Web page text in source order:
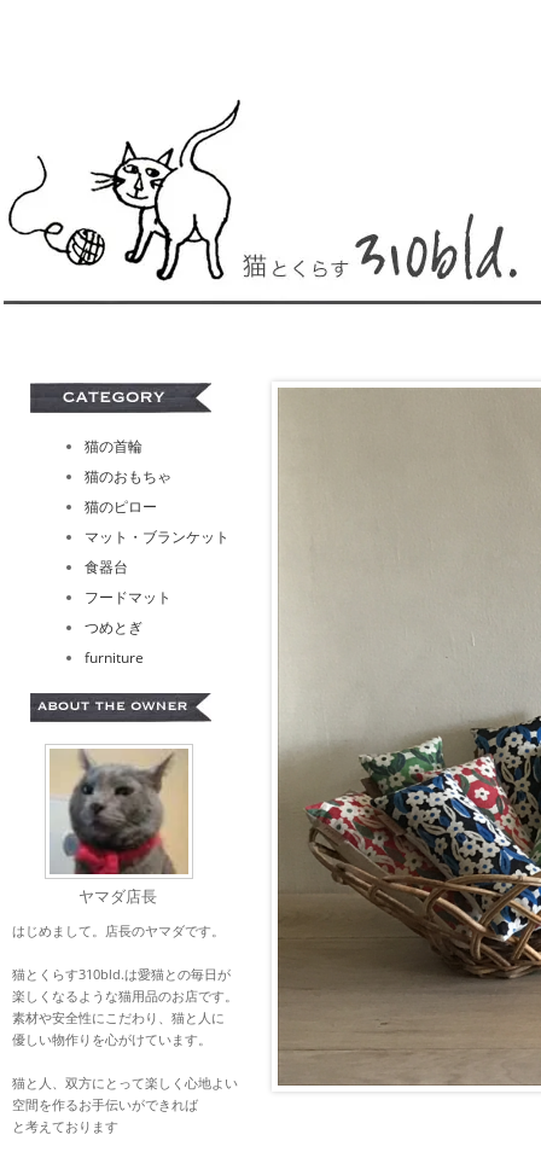
猫の首輪
猫のおもちゃ
猫のピロー
マット・ブランケット
食器台
フードマット
つめとぎ
furniture
ヤマダ店長
はじめまして。店長のヤマダです。
猫とくらす310bld.は愛猫との毎日が
楽しくなるような猫用品のお店です。
素材や安全性にこだわり、猫と人に
優しい物作りを心がけています。
猫と人、双方にとって楽しく心地よい
空間を作るお手伝いができれば
と考えております